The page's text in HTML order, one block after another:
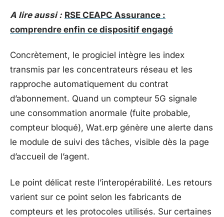
A lire aussi : RSE CEAPC Assurance :
comprendre enfin ce dispositif engagé
Concrètement, le progiciel intègre les index
transmis par les concentrateurs réseau et les
rapproche automatiquement du contrat
d’abonnement. Quand un compteur 5G signale
une consommation anormale (fuite probable,
compteur bloqué), Wat.erp génère une alerte dans
le module de suivi des tâches, visible dès la page
d’accueil de l’agent.
Le point délicat reste l’interopérabilité. Les retours
varient sur ce point selon les fabricants de
compteurs et les protocoles utilisés. Sur certaines